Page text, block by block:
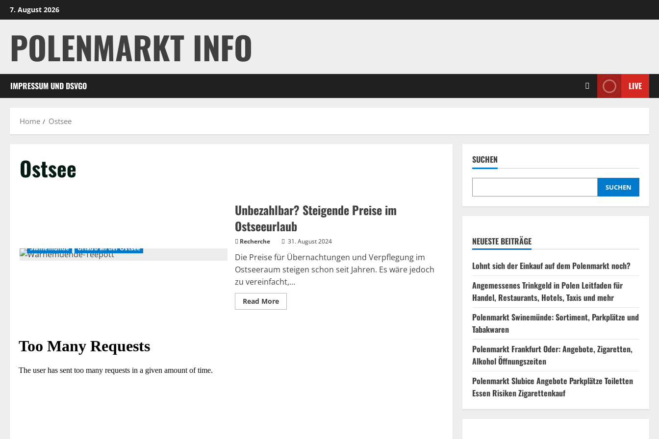
Skip
to
7. August 2026
POLENMARKT INFO
IMPRESSUM UND DSVGO LIVE
Home Ostsee
Ostsee
Swinemünde Urlaub an der Ostsee
Unbezahlbar? Steigende Preise im
Ostseeurlaub
Recherche 31. August 2024
Die Preise für Übernachtungen und Verpflegung im
Ostseeraum steigen schon seit Jahren. Es wäre jedoch
zu vereinfacht,...
Read MoreRead
more
SUCHEN
SUCHEN
NEUESTE BEITRÄGE
Lohnt sich der Einkauf auf dem Polenmarkt noch?
Angemessenes Trinkgeld in Polen Leitfaden für
Handel, Restaurants, Hotels, Taxis und mehr
Polenmarkt Swinemünde: Sortiment, Parkplätze und
Tabakwaren
Polenmarkt Frankfurt Oder: Angebote, Zigaretten,
Alkohol Öffnungszeiten
Polenmarkt Slubice Angebote Parkplätze Toiletten
Essen Risiken Zigarettenkauf